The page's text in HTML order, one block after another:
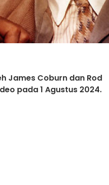
James Coburn dan Rod
pada 1 Agustus 2024.